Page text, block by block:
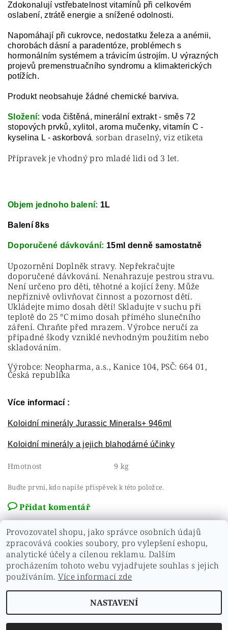
Zdokonalují vstřebatelnost vitamínů při celkovém
oslabení, ztrátě energie a snížené odolnosti.
Napomáhají při cukrovce, nedostatku železa a anémii,
chorobách dásní a paradentóze, problémech s
hormonálním systémem a trávicím ústrojím. U výrazných
projevů premenstruačního syndromu a klimakterických
potížích.
Produkt neobsahuje žádnéchemické barviva.
Složení: voda čištěná, minerální extrakt - směs 72
stopových prvků, xylitol,aroma mučenky, vitamín C -
kyselina L - askorbová, sorban draselný, viz etiketa
Přípravek je vhodný pro mladé lidi od 3 let.
Objem jednoho balení: 1L
Balení 8ks
Doporučené dávkování: 15ml denně samostatně
Upozornění Doplněk stravy. Nepřekračujte
doporučené dávkování. Nenahrazuje pestrou stravu.
Není určeno pro děti, těhotné a kojící ženy. Může
nepříznivě ovlivňovat činnost a pozornost dětí.
Ukládejte mimo dosah dětí! Skladujte v suchu při
teplotě do 25 °C mimo dosah přímého slunečního
záření. Chraňte před mrazem. Výrobce neručí za
případné škody vzniklé nevhodným použitím nebo
skladováním.
Výrobce: Neopharma, a.s., Kanice 104, PSČ: 664 01,
Česká republika
Více informací :
Koloidní minerály Jurassic Minerals+ 946ml
Koloidní minerály a jejich blahodárné účinky
Hmotnost 9 kg
Buďte první, kdo napíše příspěvek k této položce.
Přidat komentář
Zobrazit další hodnocení
2026 ©Zdravíčko, všechna práva vyhrazenaUpravit nastavení cookies
Provozovatel shopu, jako správce osobních údajů
zpracovává cookies soubory, pro vylepšení eshopu,
analytické účely a cílenou reklamu. Dalším
procházením tohoto webu vyjadřujete souhlas s jejich
používáním. Více informací zde
NASTAVENÍ